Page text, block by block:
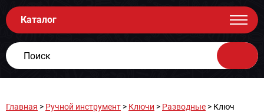
Каталог
Главная > Ручной инструмент > Ключи > Разводные > Ключ